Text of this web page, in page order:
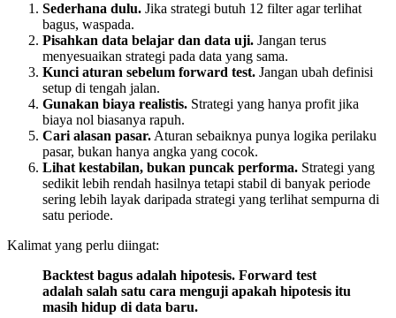
Sederhana dulu. Jika strategi butuh 12 filter agar terlihat
bagus, waspada.
Pisahkan data belajar dan data uji. Jangan terus
menyesuaikan strategi pada data yang sama.
Kunci aturan sebelum forward test. Jangan ubah definisi
setup di tengah jalan.
Gunakan biaya realistis. Strategi yang hanya profit jika
biaya nol biasanya rapuh.
Cari alasan pasar. Aturan sebaiknya punya logika perilaku
pasar, bukan hanya angka yang cocok.
Lihat kestabilan, bukan puncak performa. Strategi yang
sedikit lebih rendah hasilnya tetapi stabil di banyak periode
sering lebih layak daripada strategi yang terlihat sempurna di
satu periode.
Kalimat yang perlu diingat:
Backtest bagus adalah hipotesis. Forward test
adalah salah satu cara menguji apakah hipotesis itu
masih hidup di data baru.